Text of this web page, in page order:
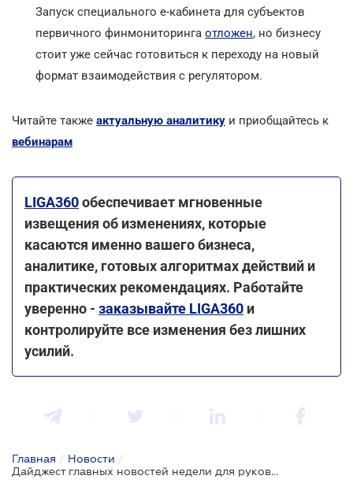
Запуск специального е-кабинета для субъектов
первичного финмониторинга отложен, но бизнесу
стоит уже сейчас готовиться к переходу на новый
формат взаимодействия с регулятором.
Читайте также актуальную аналитику и приобщайтесь к
вебинарам
LIGA360обеспечивает мгновенные
извещения об изменениях, которые
касаются именно вашего бизнеса,
аналитике, готовых алгоритмах действий и
практических рекомендациях. Работайте
уверенно - заказывайте LIGA360 и
контролируйте все изменения без лишних
усилий.
Главная / Новости /
Дайджест главных новостей недели для руководителей